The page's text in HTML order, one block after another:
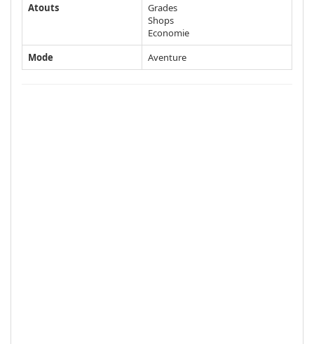
Atouts
Grades
Shops
Economie
Mode
Aventure